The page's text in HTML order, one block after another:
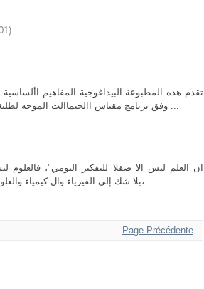
)
تقدم هذه المطبوعة البيداغوجية المفاهيم
وفق برنامج مقياس االحتماالت الموجه لطلبة أقسام السنة الثانية تحضيري في المدرسة العليا للتجارة. هذه المطبوعة ...
الكلمات عن طبيعة العلم، كان يشير Einstein بلا شك إلى الفيزياء وال كيمياء والعلوم الدقيقة الأخرى. ومع ذلك، ...
Page Précédente